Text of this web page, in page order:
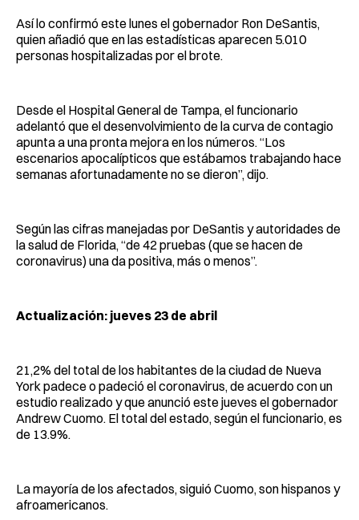
Así lo confirmó este lunes el gobernador Ron DeSantis,
quien añadió que en las estadísticas aparecen 5.010
personas hospitalizadas por el brote.
Desde el Hospital General de Tampa, el funcionario
adelantó que el desenvolvimiento de la curva de contagio
apunta a una pronta mejora en los números. “Los
escenarios apocalípticos que estábamos trabajando hace
semanas afortunadamente no se dieron”, dijo.
Según las cifras manejadas por DeSantis y autoridades de
la salud de Florida, “de 42 pruebas (que se hacen de
coronavirus) una da positiva, más o menos”.
Actualización: jueves 23 de abril
21,2% del total de los habitantes de la ciudad de Nueva
York padece o padeció el coronavirus, de acuerdo con un
estudio realizado y que anunció este jueves el gobernador
Andrew Cuomo. El total del estado, según el funcionario, es
de 13.9%.
La mayoría de los afectados, siguió Cuomo, son hispanos y
afroamericanos.